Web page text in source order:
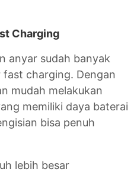
Charging
anyar sudah banyak
charging. Dengan
mudah melakukan
memiliki daya baterai
bisa penuh
lebih besar